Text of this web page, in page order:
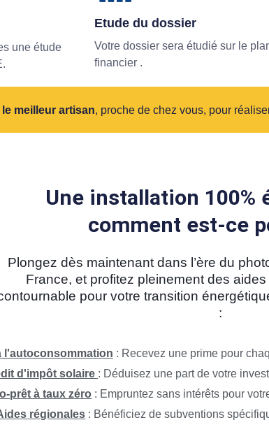
une étude
Etude du dossier
Votre dossier sera étudié sur le
financier .
le meilleur artisan, proche de chez vous, pour
Une installation 100%
comment est-ce
Plongez dès maintenant dans l’ère du
France, et profitez pleinement des
pour votre transition
:
l'autoconsommation : Recevez une prime pour
d'impôt solaire : Déduisez une part de votre
prêt à taux zéro : Empruntez sans intérêts pour
régionales : Bénéficiez de subventions